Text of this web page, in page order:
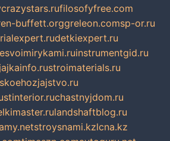
filosofyfree.com
buffett.orggreleon.comsp-or.ru
detkiexpert.ru
instrumentgid.ru
stroimaterials.ru
chastnyjdom.ru
landshaftblog.ru
stroysnami.kzlcna.kz